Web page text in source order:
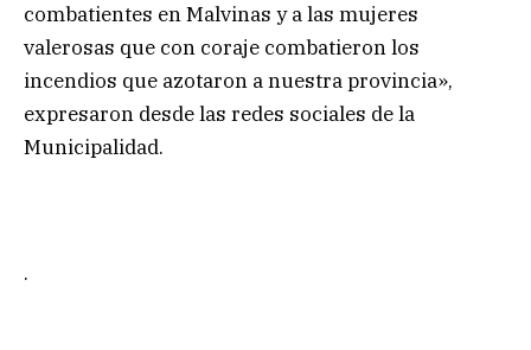
combatientes en Malvinas y a las mujeres
valerosas que con coraje combatieron los
incendios que azotaron a nuestra provincia»,
expresaron desde las redes sociales de la
Municipalidad.
.